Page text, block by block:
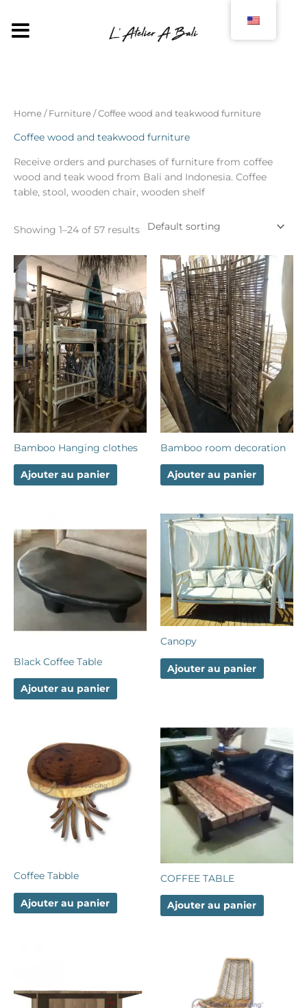
content
Home / Furniture / Coffee wood and teakwood furniture
Coffee wood and teakwood furniture
Receive orders and purchases of furniture from coffee
wood and teak wood from Bali and Indonesia. Coffee
table, stool, wooden chair, wooden shelf
Showing 1–24 of 57 results
Bamboo Hanging clothes
Ajouter au panier
Bamboo room decoration
Ajouter au panier
Black Coffee Table
Ajouter au panier
Canopy
Ajouter au panier
Coffee Tabble
Ajouter au panier
COFFEE TABLE
Ajouter au panier